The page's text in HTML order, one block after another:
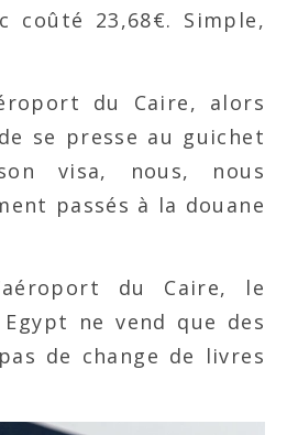
coûté 23,68€. Simple,
du Caire, alors
se presse au guichet
visa, nous, nous
passés à la douane
du Caire, le
ne vend que des
de change de livres